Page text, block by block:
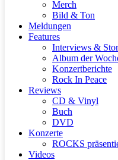
Merch
Bild & Ton
Meldungen
Features
Interviews &
Album der
Konzertberichte
Rock In Peace
Reviews
CD & Vinyl
Buch
DVD
Konzerte
ROCKS
Videos